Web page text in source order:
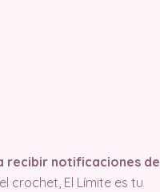
recibir notificaciones de
crochet, El Límite es tu